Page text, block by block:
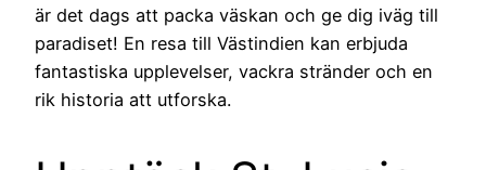
är det dags att packa väskan och ge dig iväg till
paradiset! En resa till Västindien kan erbjuda
fantastiska upplevelser, vackra stränder och en
rik historia att utforska.